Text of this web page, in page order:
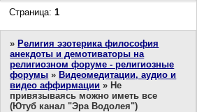
Страница:1
» Религия эзотерика философия
анекдоты и демотиваторы на
религиозном форуме - религиозные
форумы » Видеомедитации, аудио и
видео аффирмации » Не
привязываясь можно иметь все
(Ютуб канал "Эра Водолея")